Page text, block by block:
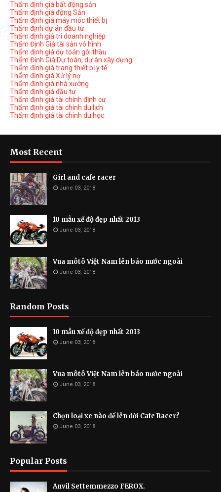
Thẩm định giá bất động sản
Thẩm định giá động Sản
Thẩm định giá máy móc thiết bị
Thẩm định dự án đầu tư
Thẩm định giá tri doanh nghiệp
Thẩm Định Giá tài sản vô hình
Thẩm định giá dự toán gói thầu
Thẩm Định Giá Dự toán, dự án xây dựng
Thẩm định giá trang thiết bị y tế
Thẩm định giá Xử lý nợ
Thẩm định giá nhà xưởng
Thẩm định giá đầu tư
Thẩm định giá tài chính định cư
Thẩm định giá tài chính du lịch
Thẩm định giá tài chính du học
Most Recent
Girl and cafe racer
June 03, 2018
10 mẫu xế độ đẹp nhất 2013
June 03, 2018
Vua môtô Việt Nam lên báo nước ngoài
June 03, 2018
Random Posts
10 mẫu xế độ đẹp nhất 2013
June 03, 2018
Vua môtô Việt Nam lên báo nước ngoài
June 03, 2018
Chọn loại xe nào để lên đời Cafe Racer?
June 03, 2018
Popular Posts
Anvil Settemmezzo FEROX.